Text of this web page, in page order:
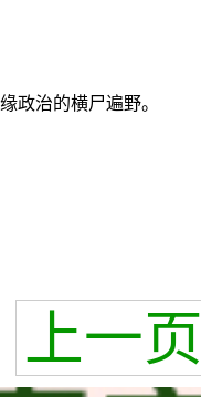
政治的横尸遍野。
上一页